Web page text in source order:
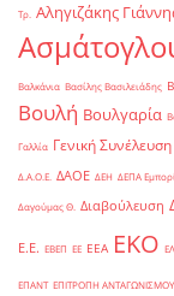
Τρ. Αληγιζάκης
Βαλκάνια Βασίλης Βασιλειάδης
Βουλή Βουλγαρία
Γαλλία Γενική Συνέλευση
Δ.Α.Ο.Ε. ΔΑΟΕ ΔΕΗ ΔΕΠΑ
Δαγούμας Θ. Διαβούλευση
Ε.Ε. ΕΒΕΠ ΕΕ ΕΕΑ ΕΚΟ
ΕΠΑΝΤ ΕΠΙΤΡΟΠΗ ΑΝΤΑΓΩΝΙΣΜΟΥ